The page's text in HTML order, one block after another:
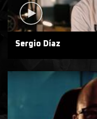
Sergio Díaz